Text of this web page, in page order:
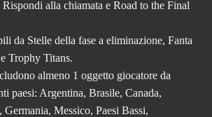
alla chiamata e Road to the Final
da Stelle della fase a eliminazione, Fanta
Trophy Titans.
almeno 1 oggetto giocatore da
paesi: Argentina, Brasile, Canada,
Messico, Paesi Bassi,